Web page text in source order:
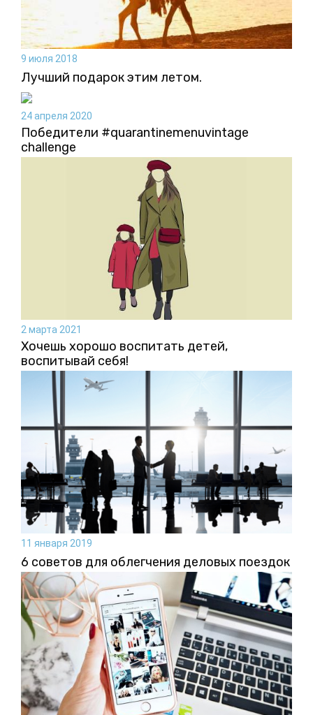
9 июля 2018
Лучший подарок этим летом.
24 апреля 2020
Победители #quarantinemenuvintage
challenge
2 марта 2021
Хочешь хорошо воспитать детей,
воспитывай себя!
11 января 2019
6 советов для облегчения деловых поездок